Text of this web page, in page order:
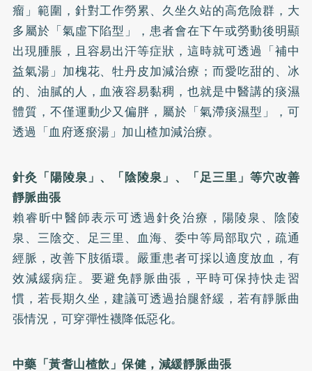
瘤」範圍，針對工作勞累、久坐久站的高危險群，大
多屬於「氣虛下陷型」，患者會在下午或勞動後明顯
出現腫脹，且容易出汗等症狀，這時就可透過「補中
益氣湯」加槐花、牡丹皮加減治療；而愛吃甜的、冰
的、油膩的人，血液容易黏稠，也就是中醫講的痰濕
體質，不僅運動少又偏胖，屬於「氣滯痰濕型」，可
透過「血府逐瘀湯」加山楂加減治療。
針灸「陽陵泉」、「陰陵泉」、「足三里」等穴改善
靜脈曲張
賴睿昕中醫師表示可透過針灸治療，陽陵泉、陰陵
泉、三陰交、足三里、血海、委中等局部取穴，疏通
經脈，改善下肢循環。嚴重患者可採以適度放血，有
效減緩病症。要避免靜脈曲張，平時可保持快走習
慣，若長期久坐，建議可透過抬腿舒緩，若有靜脈曲
張情況，可穿彈性襪降低惡化。
中藥「黃耆山楂飲」保健，減緩靜脈曲張